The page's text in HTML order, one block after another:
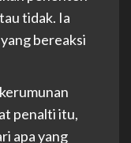
tidak. Ia
bereaksi
penalti itu,
apa yang